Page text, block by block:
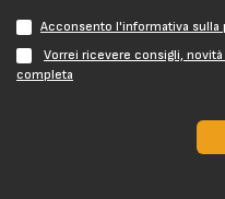
Acconsento l'informativa sulla
Vorrei ricevere consigli,
completa